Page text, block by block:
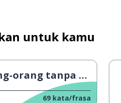
untuk kamu
tanpa rumah di London
69 kata/frasa